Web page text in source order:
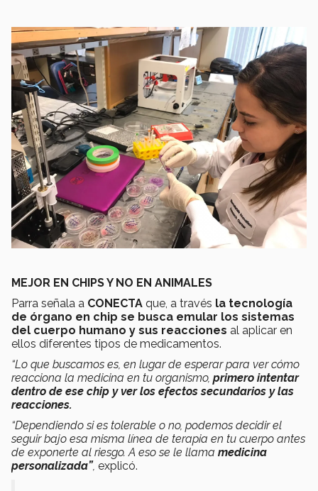
MEJOR EN CHIPS Y NO EN ANIMALES
Parra señala a CONECTA que, a través la tecnología
de órgano en chip se busca emular los sistemas
del cuerpo humano y sus reacciones al aplicar en
ellos diferentes tipos de medicamentos.
“Lo que buscamos es, en lugar de esperar para ver cómo
reacciona la medicina en tu organismo, primero intentar
dentro de ese chip y ver los efectos secundarios y las
reacciones.
“Dependiendo si es tolerable o no, podemos decidir el
seguir bajo esa misma línea de terapia en tu cuerpo antes
de exponerte al riesgo. A eso se le llama medicina
personalizada”, explicó.